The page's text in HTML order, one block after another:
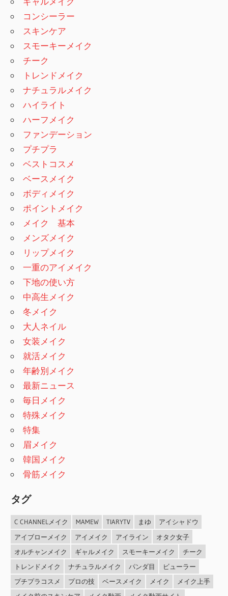
コンシーラー
スキンケア
スモーキーメイク
チーク
トレンドメイク
ナチュラルメイク
ハイライト
ハーフメイク
ファンデーション
プチプラ
ベストコスメ
ベースメイク
ボディメイク
ポイントメイク
メイク 基本
メンズメイク
リップメイク
一重のアイメイク
下地の使い方
中高生メイク
冬メイク
大人ネイル
女装メイク
就活メイク
年齢別メイク
最新ニュース
毎日メイク
特殊メイク
特集
眉メイク
韓国メイク
骨筋メイク
タグ
C CHANNELメイク MAMEW TIARYTV まゆ
アイシャドウ
アイブローメイク
アイメイク アイライン
オタク女子
オルチャンメイク
ギャルメイク スモーキーメイク
チーク
トレンドメイク
ナチュラルメイク パンダ目
ビューラー
プチプラコスメ
プロの技 ベースメイク メイク
メイク上手